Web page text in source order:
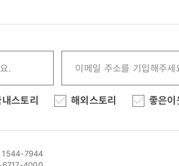
스토리 해외스토리 좋은이
1544-7944